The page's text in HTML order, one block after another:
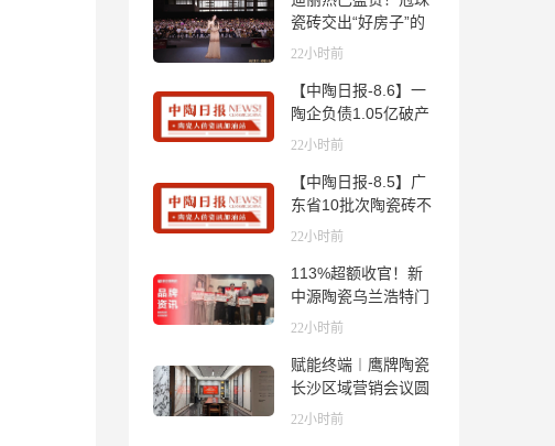
瓷砖交出“好房子”的
标准答卷
22小时前
【中陶日报-8.6】一
陶企负债1.05亿破产
清算；东鹏拟延长基
开展建陶行业能效领
跑者企业推荐工作
22小时前
【中陶日报-8.5】广
东省10批次陶瓷砖不
合格；科达购买特福
过；蒙娜丽莎5千万
回购股份；建霖家居
海外产能突破18亿元
22小时前
113%超额收官！新
中源陶瓷乌兰浩特门
店周年活动圆满落幕
22小时前
赋能终端︱鹰牌陶瓷
长沙区域营销会议圆
满举行，共探渠道拓
22小时前